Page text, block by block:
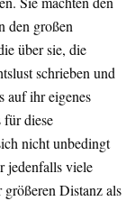
den großen
über sie, die
schrieben und
auf ihr eigenes
für diese
nicht unbedingt
jedenfalls viele
größeren Distanz als